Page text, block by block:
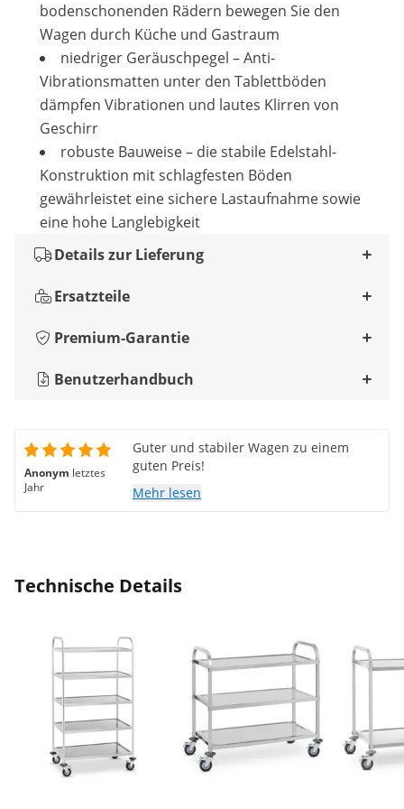
bodenschonenden Rädern bewegen Sie den
Wagen durch Küche und Gastraum
niedriger Geräuschpegel – Anti-
Vibrationsmatten unter den Tablettböden
dämpfen Vibrationen und lautes Klirren von
Geschirr
robuste Bauweise – die stabile Edelstahl-
Konstruktion mit schlagfesten Böden
gewährleistet eine sichere Lastaufnahme sowie
eine hohe Langlebigkeit
Details zur Lieferung
Ersatzteile
Premium-Garantie
Benutzerhandbuch
Anonym letztes
Jahr
Guter und stabiler Wagen zu einem
guten Preis!
Mehr lesen
Technische Details